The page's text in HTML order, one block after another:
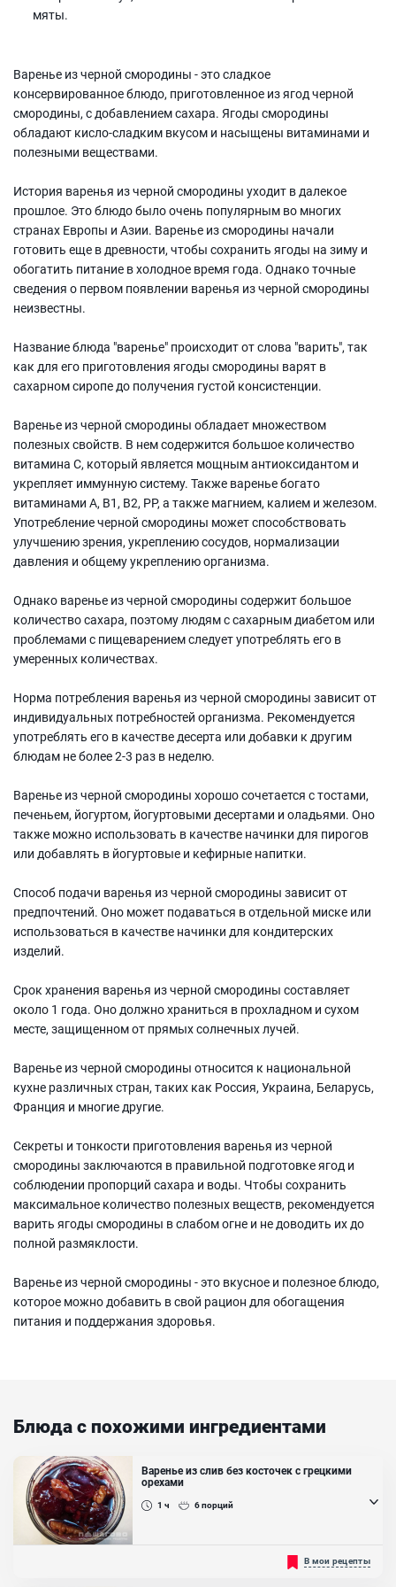
мяты.
Варенье из черной смородины - это сладкое
консервированное блюдо, приготовленное из ягод черной
смородины, с добавлением сахара. Ягоды смородины
обладают кисло-сладким вкусом и насыщены витаминами и
полезными веществами.
История варенья из черной смородины уходит в далекое
прошлое. Это блюдо было очень популярным во многих
странах Европы и Азии. Варенье из смородины начали
готовить еще в древности, чтобы сохранить ягоды на зиму и
обогатить питание в холодное время года. Однако точные
сведения о первом появлении варенья из черной смородины
неизвестны.
Название блюда "варенье" происходит от слова "варить", так
как для его приготовления ягоды смородины варят в
сахарном сиропе до получения густой консистенции.
Варенье из черной смородины обладает множеством
полезных свойств. В нем содержится большое количество
витамина С, который является мощным антиоксидантом и
укрепляет иммунную систему. Также варенье богато
витаминами А, В1, В2, РР, а также магнием, калием и железом.
Употребление черной смородины может способствовать
улучшению зрения, укреплению сосудов, нормализации
давления и общему укреплению организма.
Однако варенье из черной смородины содержит большое
количество сахара, поэтому людям с сахарным диабетом или
проблемами с пищеварением следует употреблять его в
умеренных количествах.
Норма потребления варенья из черной смородины зависит от
индивидуальных потребностей организма. Рекомендуется
употреблять его в качестве десерта или добавки к другим
блюдам не более 2-3 раз в неделю.
Варенье из черной смородины хорошо сочетается с тостами,
печеньем, йогуртом, йогуртовыми десертами и оладьями. Оно
также можно использовать в качестве начинки для пирогов
или добавлять в йогуртовые и кефирные напитки.
Способ подачи варенья из черной смородины зависит от
предпочтений. Оно может подаваться в отдельной миске или
использоваться в качестве начинки для кондитерских
изделий.
Срок хранения варенья из черной смородины составляет
около 1 года. Оно должно храниться в прохладном и сухом
месте, защищенном от прямых солнечных лучей.
Варенье из черной смородины относится к национальной
кухне различных стран, таких как Россия, Украина, Беларусь,
Франция и многие другие.
Секреты и тонкости приготовления варенья из черной
смородины заключаются в правильной подготовке ягод и
соблюдении пропорций сахара и воды. Чтобы сохранить
максимальное количество полезных веществ, рекомендуется
варить ягоды смородины в слабом огне и не доводить их до
полной размяклости.
Варенье из черной смородины - это вкусное и полезное блюдо,
которое можно добавить в свой рацион для обогащения
питания и поддержания здоровья.
Блюда с похожими ингредиентами
Варенье из слив без косточек с грецкими
орехами
1 ч 6порций
Сливовое варенье с грецким орехом получается вкусным, густым
и очень ароматным. Сливы в сочетании с грецким орехом дают
В мои рецепты